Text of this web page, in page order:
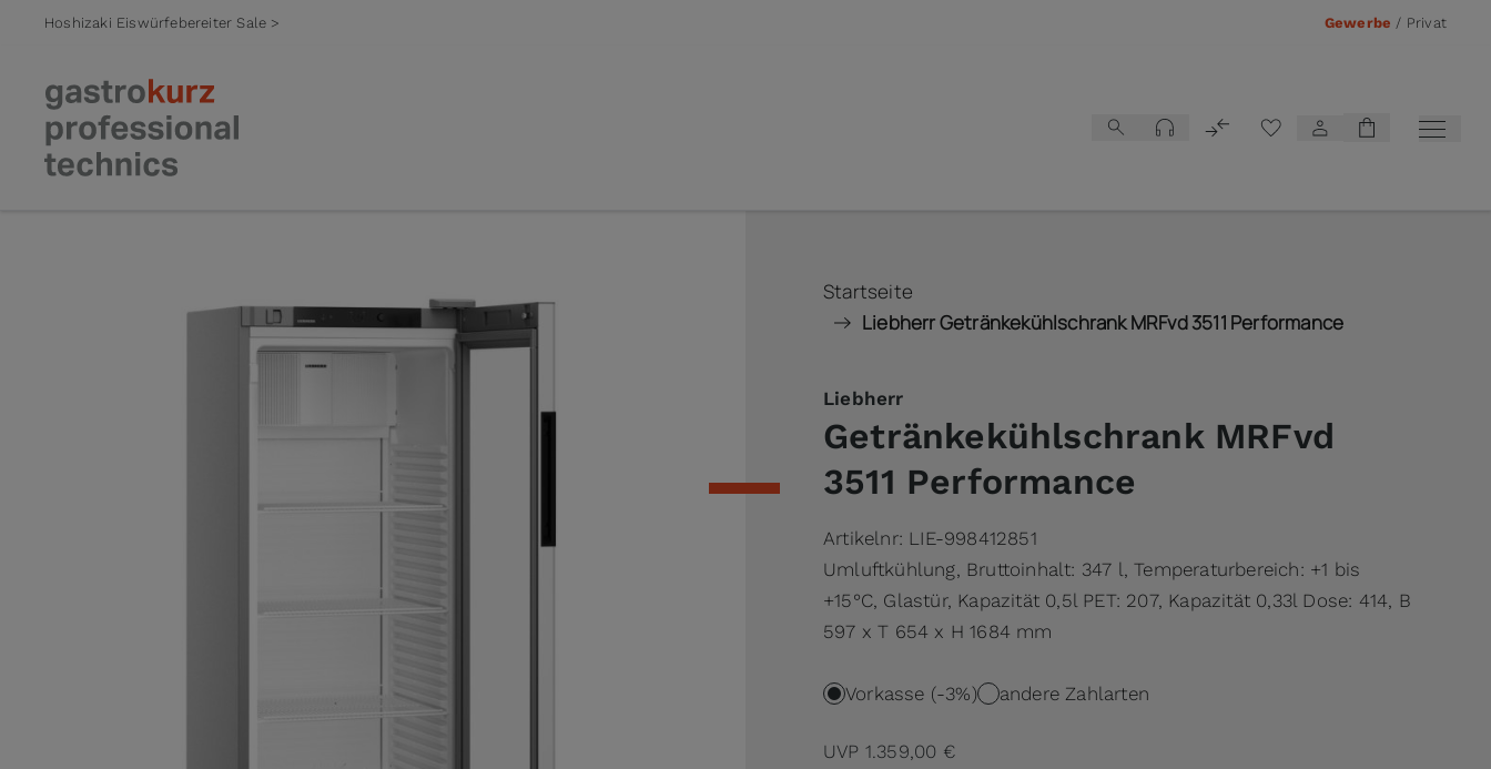
Hoshizaki Eiswürfebereiter Sale > Gewerbe / Privat
Startseite
Liebherr Getränkekühlschrank MRFvd 3511 Performance
Liebherr
Getränkekühlschrank MRFvd
3511 Performance
Artikelnr: LIE-998412851
Umluftkühlung, Bruttoinhalt: 347 l, Temperaturbereich: +1 bis
+15°C, Glastür, Kapazität 0,5l PET: 207, Kapazität 0,33l Dose: 414, B
597 x T 654 x H 1684 mm
Vorkasse (-3%) andere Zahlarten
UVP 1.359,00 €